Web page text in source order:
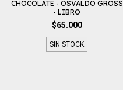
CHOCOLATE - OSVALDO GROSS
- LIBRO
$65.000
SIN STOCK